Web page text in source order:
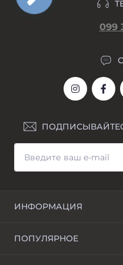
099
ИНФОРМАЦИЯ
Awarder – бренд
ПОПУЛЯРНОЕ